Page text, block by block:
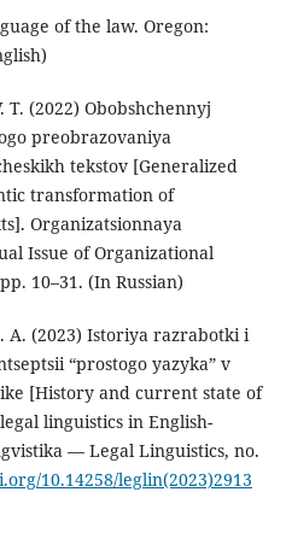
of the law. Oregon:
T. (2022) Obobshchennyj
preobrazovaniya
tekstov [Generalized
transformation of
Organizatsionnaya
Issue of Organizational
10–31. (In Russian)
A. (2023) Istoriya razrabotki i
“prostogo yazyka” v
[History and current state of
linguistics in English-
— Legal Linguistics, no.
10.14258/leglin(2023)2913